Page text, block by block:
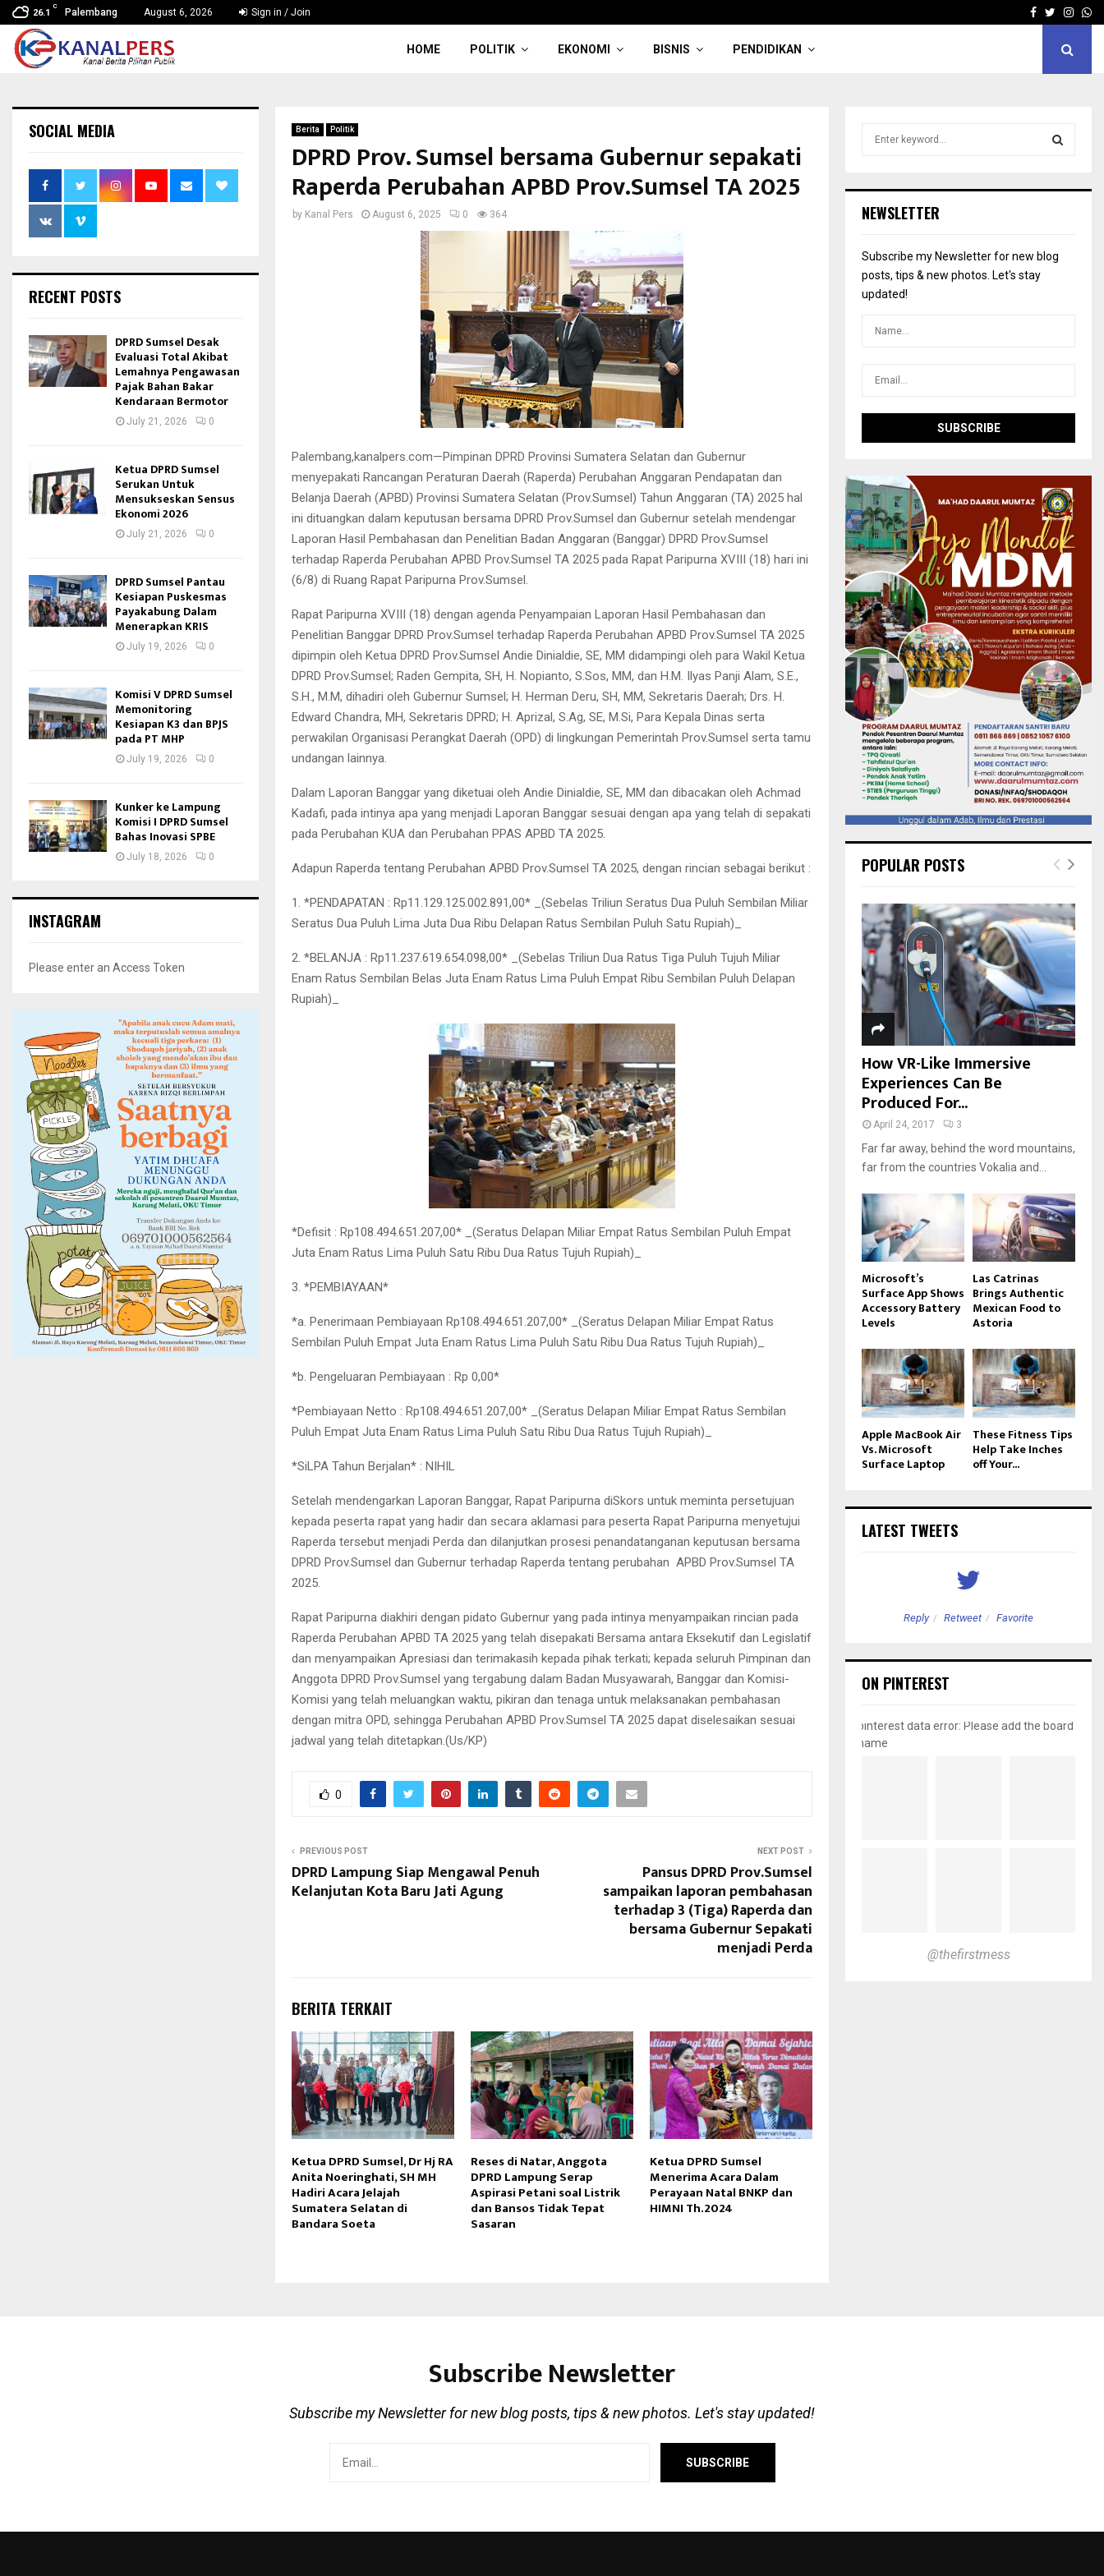
26.1
C
Palembang August 6, 2026 Sign in / Join Facebook
Twitter
HOME POLITIK EKONOMI BISNIS PENDIDIKAN
Berita Politik
DPRD Prov. Sumsel bersama Gubernur sepakati
Raperda Perubahan APBD Prov.Sumsel TA 2025
by Kanal Pers August 6, 2025 0 364
Palembang,kanalpers.com—Pimpinan DPRD Provinsi Sumatera Selatan dan Gubernur
menyepakati Rancangan Peraturan Daerah (Raperda) Perubahan Anggaran Pendapatan dan
Belanja Daerah (APBD) Provinsi Sumatera Selatan (Prov.Sumsel) Tahun Anggaran (TA) 2025 hal
ini dituangkan dalam keputusan bersama DPRD Prov.Sumsel dan Gubernur setelah mendengar
Laporan Hasil Pembahasan dan Penelitian Badan Anggaran (Banggar) DPRD Prov.Sumsel
terhadap Raperda Perubahan APBD Prov.Sumsel TA 2025 pada Rapat Paripurna XVIII (18) hari ini
(6/8) di Ruang Rapat Paripurna Prov.Sumsel.
Rapat Paripurna XVIII (18) dengan agenda Penyampaian Laporan Hasil Pembahasan dan
Penelitian Banggar DPRD Prov.Sumsel terhadap Raperda Perubahan APBD Prov.Sumsel TA 2025
dipimpin oleh Ketua DPRD Prov.Sumsel Andie Dinialdie, SE, MM didampingi oleh para Wakil Ketua
DPRD Prov.Sumsel; Raden Gempita, SH, H. Nopianto, S.Sos, MM, dan H.M. Ilyas Panji Alam, S.E.,
S.H., M.M, dihadiri oleh Gubernur Sumsel; H. Herman Deru, SH, MM, Sekretaris Daerah; Drs. H.
Edward Chandra, MH, Sekretaris DPRD; H. Aprizal, S.Ag, SE, M.Si, Para Kepala Dinas serta
perwakilan Organisasi Perangkat Daerah (OPD) di lingkungan Pemerintah Prov.Sumsel serta tamu
undangan lainnya.
Dalam Laporan Banggar yang diketuai oleh Andie Dinialdie, SE, MM dan dibacakan oleh Achmad
Kadafi, pada intinya apa yang menjadi Laporan Banggar sesuai dengan apa yang telah di sepakati
pada Perubahan KUA dan Perubahan PPAS APBD TA 2025.
Adapun Raperda tentang Perubahan APBD Prov.Sumsel TA 2025, dengan rincian sebagai berikut :
1. *PENDAPATAN : Rp11.129.125.002.891,00* _(Sebelas Triliun Seratus Dua Puluh Sembilan Miliar
Seratus Dua Puluh Lima Juta Dua Ribu Delapan Ratus Sembilan Puluh Satu Rupiah)_
2. *BELANJA : Rp11.237.619.654.098,00* _(Sebelas Triliun Dua Ratus Tiga Puluh Tujuh Miliar
Enam Ratus Sembilan Belas Juta Enam Ratus Lima Puluh Empat Ribu Sembilan Puluh Delapan
Rupiah)_
*Defisit : Rp108.494.651.207,00* _(Seratus Delapan Miliar Empat Ratus Sembilan Puluh Empat
Juta Enam Ratus Lima Puluh Satu Ribu Dua Ratus Tujuh Rupiah)_
3. *PEMBIAYAAN*
*a. Penerimaan Pembiayaan Rp108.494.651.207,00* _(Seratus Delapan Miliar Empat Ratus
Sembilan Puluh Empat Juta Enam Ratus Lima Puluh Satu Ribu Dua Ratus Tujuh Rupiah)_
*b. Pengeluaran Pembiayaan : Rp 0,00*
*Pembiayaan Netto : Rp108.494.651.207,00* _(Seratus Delapan Miliar Empat Ratus Sembilan
Puluh Empat Juta Enam Ratus Lima Puluh Satu Ribu Dua Ratus Tujuh Rupiah)_
*SiLPA Tahun Berjalan* : NIHIL
Setelah mendengarkan Laporan Banggar, Rapat Paripurna diSkors untuk meminta persetujuan
kepada peserta rapat yang hadir dan secara aklamasi para peserta Rapat Paripurna menyetujui
Raperda tersebut menjadi Perda dan dilanjutkan prosesi penandatanganan keputusan bersama
DPRD Prov.Sumsel dan Gubernur terhadap Raperda tentang perubahan APBD Prov.Sumsel TA
2025.
Rapat Paripurna diakhiri dengan pidato Gubernur yang pada intinya menyampaikan rincian pada
Raperda Perubahan APBD TA 2025 yang telah disepakati Bersama antara Eksekutif dan Legislatif
dan menyampaikan Apresiasi dan terimakasih kepada pihak terkati; kepada seluruh Pimpinan dan
Anggota DPRD Prov.Sumsel yang tergabung dalam Badan Musyawarah, Banggar dan Komisi-
Komisi yang telah meluangkan waktu, pikiran dan tenaga untuk melaksanakan pembahasan
dengan mitra OPD, sehingga Perubahan APBD Prov.Sumsel TA 2025 dapat diselesaikan sesuai
jadwal yang telah ditetapkan.(Us/KP)
0
PREVIOUS POST
DPRD Lampung Siap Mengawal Penuh
Kelanjutan Kota Baru Jati Agung
NEXT POST
Pansus DPRD Prov.Sumsel
sampaikan laporan pembahasan
terhadap 3 (Tiga) Raperda dan
bersama Gubernur Sepakati
menjadi Perda
BERITA TERKAIT
Ketua DPRD Sumsel, Dr Hj RA
Anita Noeringhati, SH MH
Hadiri Acara Jelajah
Sumatera Selatan di
Bandara Soeta
Reses di Natar, Anggota
DPRD Lampung Serap
Aspirasi Petani soal Listrik
dan Bansos Tidak Tepat
Sasaran
Ketua DPRD Sumsel
Menerima Acara Dalam
Perayaan Natal BNKP dan
HIMNI Th.2024
SOCIAL MEDIA
RECENT POSTS
DPRD Sumsel Desak
Evaluasi Total Akibat
Lemahnya Pengawasan
Pajak Bahan Bakar
Kendaraan Bermotor
July 21, 2026 0
Ketua DPRD Sumsel
Serukan Untuk
Mensukseskan Sensus
Ekonomi 2026
July 21, 2026 0
DPRD Sumsel Pantau
Kesiapan Puskesmas
Payakabung Dalam
Menerapkan KRIS
July 19, 2026 0
Komisi V DPRD Sumsel
Memonitoring
Kesiapan K3 dan BPJS
pada PT MHP
July 19, 2026 0
Kunker ke Lampung
Komisi I DPRD Sumsel
Bahas Inovasi SPBE
July 18, 2026 0
INSTAGRAM
Please enter an Access Token
h
o
NEWSLETTER
Subscribe my Newsletter for new blog
posts, tips & new photos. Let's stay
updated!
POPULAR POSTS
How VR-Like Immersive
Experiences Can Be
Produced For...
April 24, 2017 3
Far far away, behind the word mountains,
far from the countries Vokalia and...
Microsoft’s
Surface App Shows
Accessory Battery
Levels
Las Catrinas
Brings Authentic
Mexican Food to
Astoria
Apple MacBook Air
Vs. Microsoft
Surface Laptop
These Fitness Tips
Help Take Inches
off Your...
LATEST TWEETS
Reply Retweet Favorite Reply Retweet Favorite Reply Retweet Favorite
ON PINTEREST
pinterest data error: Please add the board
name
@thefirstmess
Subscribe Newsletter
Subscribe my Newsletter for new blog posts, tips & new photos. Let's stay updated!